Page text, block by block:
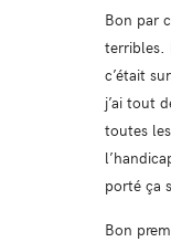
Bon par
terribles.
c’était
j’ai tout
toutes
porté ça
Bon